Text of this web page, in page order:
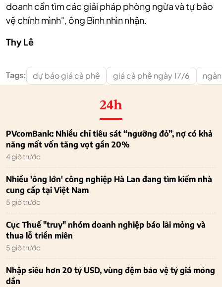
doanh cần tìm các giải pháp phòng ngừa và tự bảo
vệ chính mình", ông Bình nhìn nhận.
Thy Lê
Tags: dự báo giá cà phê giá cà phê ngày 17/6
24h
PVcomBank: Nhiều chỉ tiêu sát “ngưỡng đỏ”, nợ có khả
năng mất vốn tăng vọt gần 20%
4 giờ trước
Nhiều 'ông lớn' công nghiệp Hà Lan đang tìm kiếm nhà
cung cấp tại Việt Nam
5 giờ trước
Cục Thuế "truy" nhóm doanh nghiệp báo lãi mỏng và
thua lỗ triền miên
5 giờ trước
Nhập siêu hơn 20 tỷ USD, vùng đệm bảo vệ tỷ giá mỏng
dần